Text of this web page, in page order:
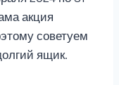
акция
советуем
ящик.